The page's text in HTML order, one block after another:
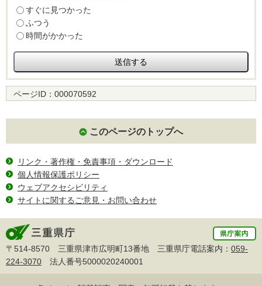
すぐに見つかった
ふつう
時間がかかった
ページID： 000070592
このページのトップへ
リンク・著作権・免責事項・ダウンロード
個人情報保護ポリシー
ウェブアクセシビリティ
サイトに関するご意見・お問い合わせ
〒514-8570 三重県津市広明町13番地 三重県庁電話案内： 059-
224-3070 法人番号5000020240001